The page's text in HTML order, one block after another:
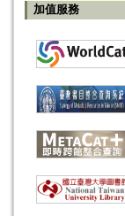
加值服務